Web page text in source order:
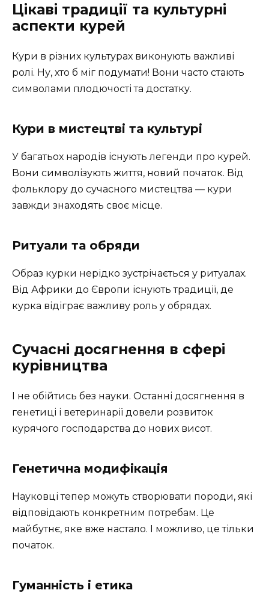
Цікаві традиції та культурні
аспекти курей
Кури в різних культурах виконують важливі
ролі. Ну, хто б міг подумати! Вони часто стають
символами плодючості та достатку.
Кури в мистецтві та культурі
У багатьох народів існують легенди про курей.
Вони символізують життя, новий початок. Від
фольклору до сучасного мистецтва — кури
завжди знаходять своє місце.
Ритуали та обряди
Образ курки нерідко зустрічається у ритуалах.
Від Африки до Європи існують традиції, де
курка відіграє важливу роль у обрядах.
Сучасні досягнення в сфері
курівництва
І не обійтись без науки. Останні досягнення в
генетиці і ветеринарії довели розвиток
курячого господарства до нових висот.
Генетична модифікація
Науковці тепер можуть створювати породи, які
відповідають конкретним потребам. Це
майбутнє, яке вже настало. І можливо, це тільки
початок.
Гуманність і етика